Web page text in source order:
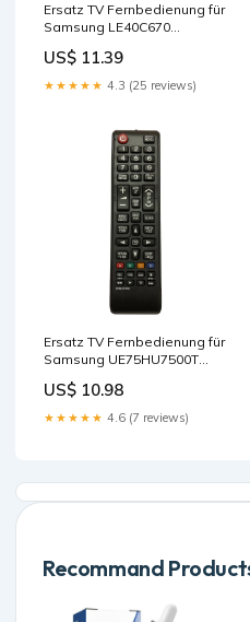
Ersatz TV Fernbedienung für
Samsung LE40C670
US$ 11.39
★★★★★ 4.3 (25 reviews)
Ersatz TV Fernbedienung für
Samsung UE75HU7500T
US$ 10.98
★★★★★ 4.6 (7 reviews)
Recommand